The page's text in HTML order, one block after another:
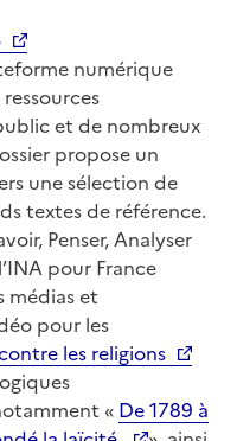
numérique
et de nombreux
propose un
une sélection de
textes de référence.
Penser, Analyser
pour France
médias et
pour les
les religions
« De 1789 à